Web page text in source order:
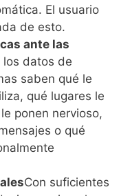
El usuario
de esto.
ante las
los datos de
saben qué le
qué lugares le
ponen nervioso,
o qué
Con suficientes